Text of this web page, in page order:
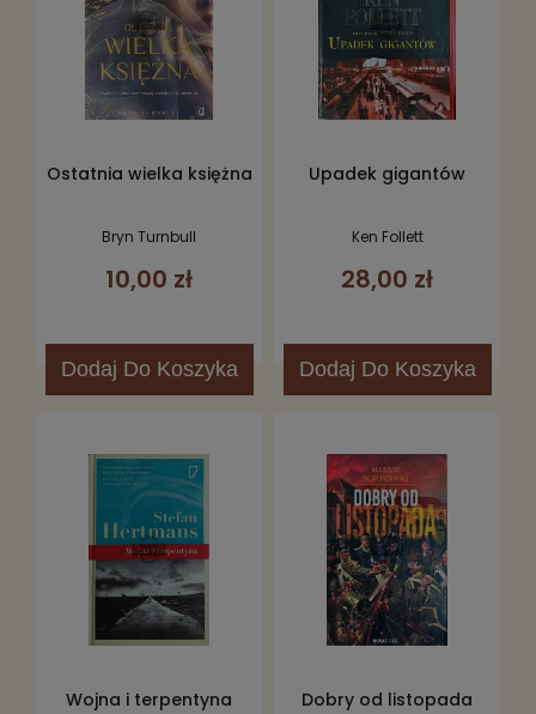
Ostatnia wielka księżna
Bryn Turnbull
10,00 zł
Dodaj Do Koszyka
Upadek gigantów
Ken Follett
28,00 zł
Dodaj Do Koszyka
Wojna i terpentyna Dobry od listopada